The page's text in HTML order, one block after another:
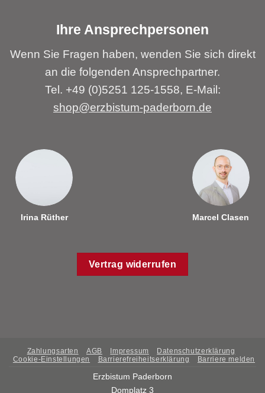
Ihre Ansprechpersonen
Wenn Sie Fragen haben, wenden Sie sich direkt
an die folgenden Ansprechpartner.
Tel. +49 (0)5251 125-1558, E-Mail:
shop@erzbistum-paderborn.de
Irina Rüther Marcel Clasen
Vertrag widerrufen
Zahlungsarten AGB Impressum
Datenschutzerklärung
Cookie-Einstellungen
Barrierefreiheitserklärung Barriere melden
Erzbistum Paderborn
Domplatz 3